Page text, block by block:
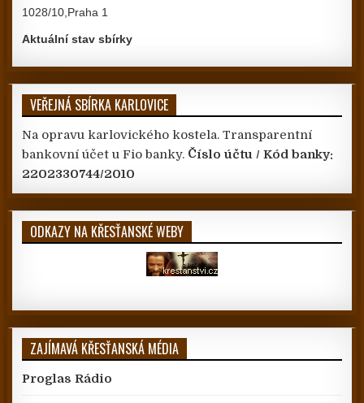
1028/10,Praha 1
Aktuální stav sbírky
VEŘEJNÁ SBÍRKA KARLOVICE
Na opravu karlovického kostela. Transparentní
bankovní účet u Fio banky. Číslo účtu / Kód banky:
2202330744/2010
ODKAZY NA KŘESŤANSKÉ WEBY
ZAJÍMAVÁ KŘESŤANSKÁ MÉDIA
Proglas Rádio